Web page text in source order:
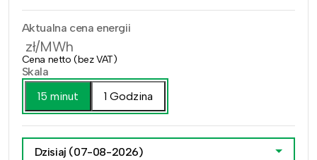
Aktualna cena energii
zł/MWh
Cena netto (bez VAT)
Skala
15 minut
1 Godzina
Dzisiaj (07-08-2026)